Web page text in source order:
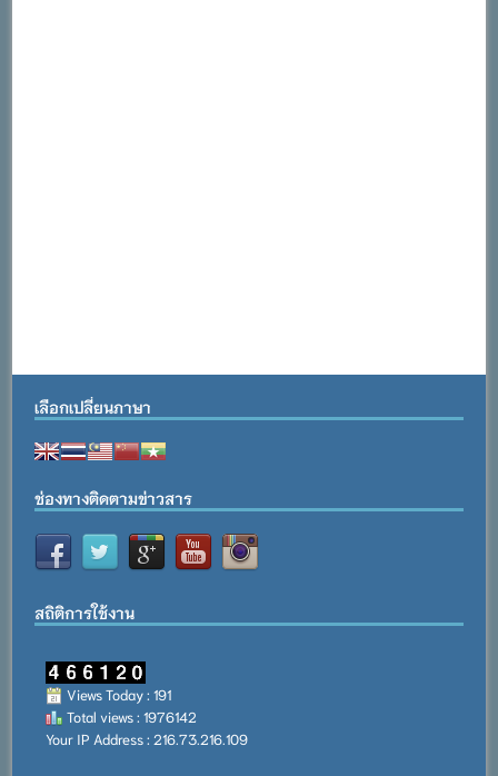
เลือกเปลี่ยนภาษา
ช่องทางติดตามข่าวสาร
สถิติการใช้งาน
Views Today : 191
Total views : 1976142
Your IP Address : 216.73.216.109